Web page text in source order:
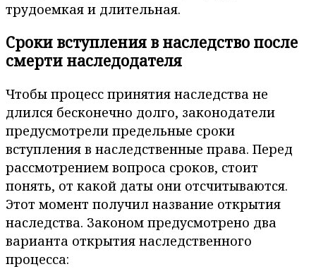
трудоемкая и длительная.
Сроки вступления в наследство после
смерти наследодателя
Чтобы процесс принятия наследства не
длился бесконечно долго, законодатели
предусмотрели предельные сроки
вступления в наследственные права. Перед
рассмотрением вопроса сроков, стоит
понять, от какой даты они отсчитываются.
Этот момент получил название открытия
наследства. Законом предусмотрено два
варианта открытия наследственного
процесса: